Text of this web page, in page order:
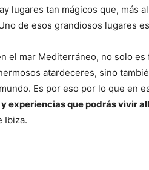
lugares tan mágicos que, más
de esos grandiosos lugares
el mar Mediterráneo, no solo
atardeceres, sino
Es por eso por lo que en
experiencias que podrás vivir
Ibiza.